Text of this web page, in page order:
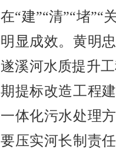
在“建”“清”“堵”“
明显成效。黄明
遂溪河水质提升工
期提标改造工程
一体化污水处理
要压实河长制责